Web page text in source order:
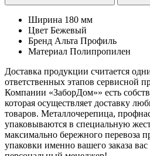
Ширина 180 мм
Цвет Бежевый
Бренд Альта Профиль
Материал Полипропилен
Доставка продукции считается
ответственных этапов сервисной
Компании «ЗаборДом»» есть
которая осуществляет доставку
товаров. Металлочерепица,
упаковываются в специальную
максимально бережного перевоза
упаковки именно вашего заказа вас